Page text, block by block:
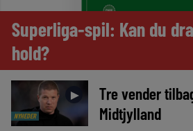
Superliga-spil: Kan du
hold?
NYHEDER
►
Tre vender
Midtjylland